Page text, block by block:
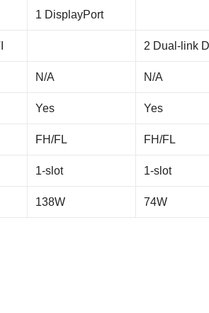
1 DisplayPort
2 Dual-link
N/A N/A
Yes Yes
FH/FL FH/FL
1-slot 1-slot
138W 74W